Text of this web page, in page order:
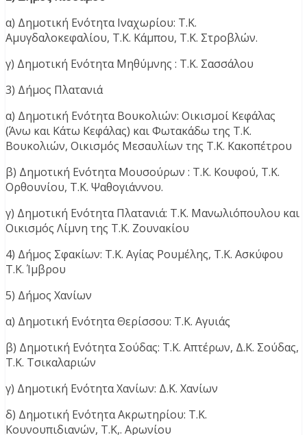
α) Δημοτική Ενότητα Ιναχωρίου: Τ.Κ.
Αμυγδαλοκεφαλίου, Τ.Κ. Κάμπου, Τ.Κ. Στροβλών.
γ) Δημοτική Ενότητα Μηθύμνης : Τ.Κ. Σασσάλου
3) Δήμος Πλατανιά
α) Δημοτική Ενότητα Βουκολιών: Οικισμοί Κεφάλας
(Άνω και Κάτω Κεφάλας) και Φωτακάδω της Τ.Κ.
Βουκολιών, Οικισμός Μεσαυλίων της Τ.Κ. Κακοπέτρου
β) Δημοτική Ενότητα Μουσούρων : Τ.Κ. Κουφού, Τ.Κ.
Ορθουνίου, Τ.Κ. Ψαθογιάννου.
γ) Δημοτική Ενότητα Πλατανιά: Τ.Κ. Μανωλιόπουλου και
Οικισμός Λίμνη της Τ.Κ. Ζουνακίου
4) Δήμος Σφακίων: Τ.Κ. Αγίας Ρουμέλης, Τ.Κ. Ασκύφου
Τ.Κ. Ίμβρου
5) Δήμος Χανίων
α) Δημοτική Ενότητα Θερίσσου: Τ.Κ. Αγυιάς
β) Δημοτική Ενότητα Σούδας: Τ.Κ. Απτέρων, Δ.Κ. Σούδας,
Τ.Κ. Τσικαλαριών
γ) Δημοτική Ενότητα Χανίων: Δ.Κ. Χανίων
δ) Δημοτική Ενότητα Ακρωτηρίου: Τ.Κ.
Κουνουπιδιανών, Τ.Κ,. Αρωνίου